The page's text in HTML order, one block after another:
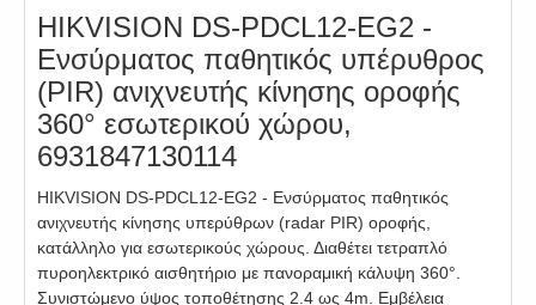
HIKVISION DS-PDCL12-EG2 -
Ενσύρματος παθητικός υπέρυθρος
(PIR) ανιχνευτής κίνησης οροφής
360° εσωτερικού χώρου,
6931847130114
HIKVISION DS-PDCL12-EG2 - Ενσύρματος παθητικός
ανιχνευτής κίνησης υπερύθρων (radar PIR) οροφής,
κατάλληλο για εσωτερικούς χώρους. Διαθέτει τετραπλό
πυροηλεκτρικό αισθητήριο με πανοραμική κάλυψη 360°.
Συνιστώμενο ύψος τοποθέτησης 2.4 ως 4m. Εμβέλεια